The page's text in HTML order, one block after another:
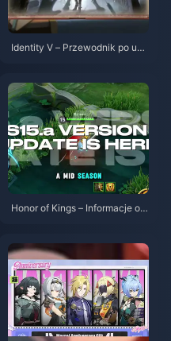
Identity V – Przewodnik po umi
Honor of Kings – Informacje o a